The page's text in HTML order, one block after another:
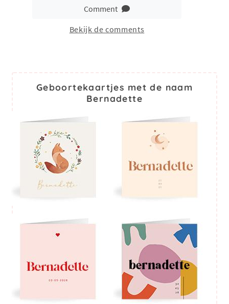
Comment
Bekijk de comments
Geboortekaartjes met de naam
Bernadette